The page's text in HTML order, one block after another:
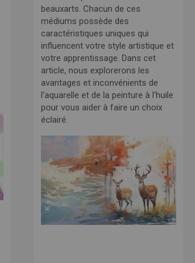
beauxarts. Chacun de ces
médiums possède des
caractéristiques uniques qui
influencent votre style artistique et
votre apprentissage. Dans cet
article, nous explorerons les
avantages et inconvénients de
l'aquarelle et de la peinture à l'huile
pour vous aider à faire un choix
éclairé.